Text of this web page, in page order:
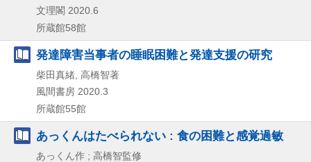
文理閣 2020.6
所蔵館58館
発達障害当事者の睡眠困難と発達支援の研究
柴田真緒, 高橋智著
風間書房 2020.3
所蔵館55館
あっくんはたべられない : 食の困難と感覚過敏
あっくん作 ; 高橋智監修